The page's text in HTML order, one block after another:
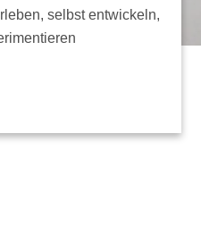
selbst entwickeln,